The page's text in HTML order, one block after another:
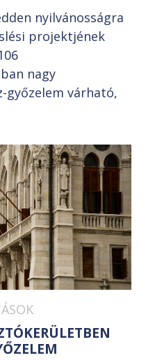
nyilvánosságra
projektjének
nagy
győzelem várható,